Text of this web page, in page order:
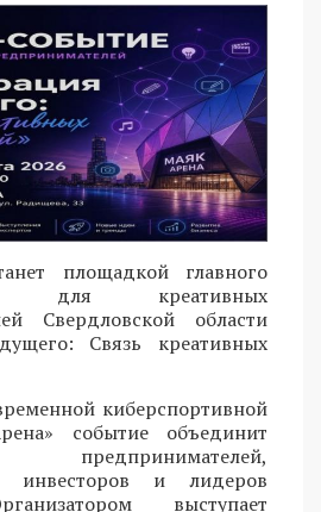
площадкой главного
для креативных
Свердловской области
Связь креативных
киберспортивной
событие объединит
инвесторов и лидеров
выступает